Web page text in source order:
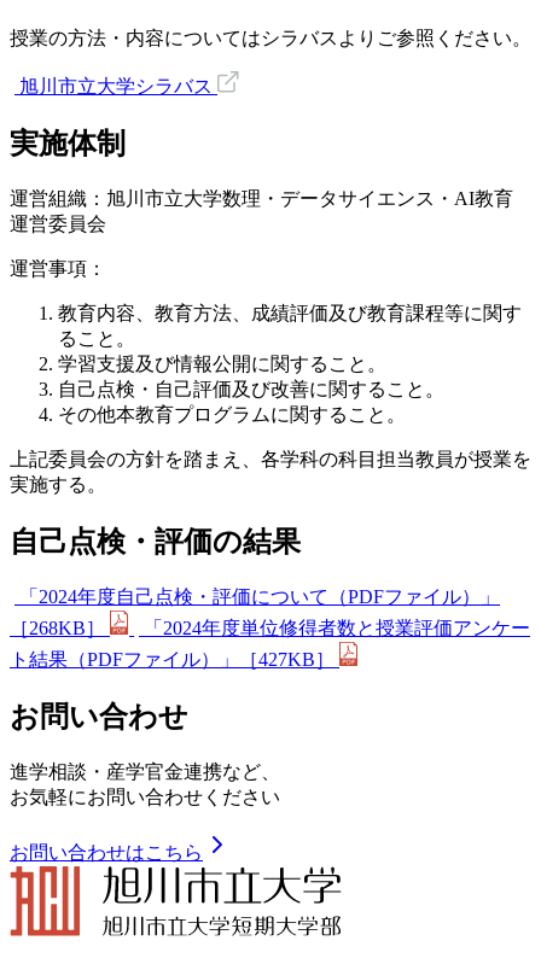
授業の方法・内容についてはシラバスよりご参照ください。
旭川市立大学シラバス
実施体制
運営組織：旭川市立大学数理・データサイエンス・AI教育
運営委員会
運営事項：
教育内容、教育方法、成績評価及び教育課程等に関す
ること。
学習支援及び情報公開に関すること。
自己点検・自己評価及び改善に関すること。
その他本教育プログラムに関すること。
上記委員会の方針を踏まえ、各学科の科目担当教員が授業を
実施する。
自己点検・評価の結果
「2024年度自己点検・評価について（PDFファイル）」
［268KB］
「2024年度単位修得者数と授業評価アンケー
ト結果（PDFファイル）」［427KB］
お問い合わせ
進学相談・産学官金連携など、
お気軽にお問い合わせください
お問い合わせはこちら